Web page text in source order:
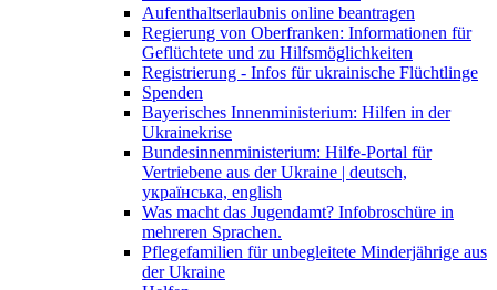
Aufenthaltserlaubnis online beantragen
Regierung von Oberfranken: Informationen für
Geflüchtete und zu Hilfsmöglichkeiten
Registrierung - Infos für ukrainische Flüchtlinge
Spenden
Bayerisches Innenministerium: Hilfen in der
Ukrainekrise
Bundesinnenministerium: Hilfe-Portal für
Vertriebene aus der Ukraine | deutsch,
українська, english
Was macht das Jugendamt? Infobroschüre in
mehreren Sprachen.
Pflegefamilien für unbegleitete Minderjährige aus
der Ukraine